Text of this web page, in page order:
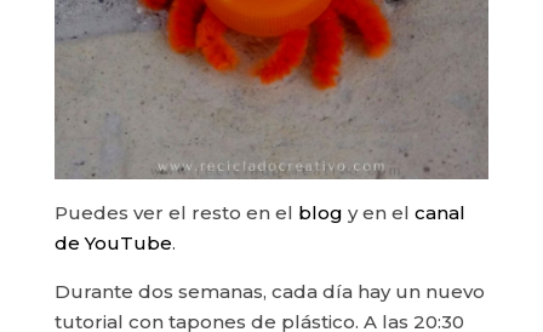
Puedes ver el resto en el blog y en el canal
de YouTube.
Durante dos semanas, cada día hay un nuevo
tutorial con tapones de plástico. A las 20:30